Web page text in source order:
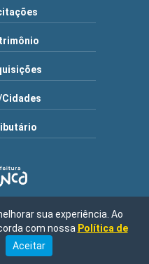
Cidades
R. Frederico Moura, 1517 -
/ Central de Atendimento:
| CNPJ: 47.970.769/0001-
sua experiência. Ao
com nossa Política de
Aceitar